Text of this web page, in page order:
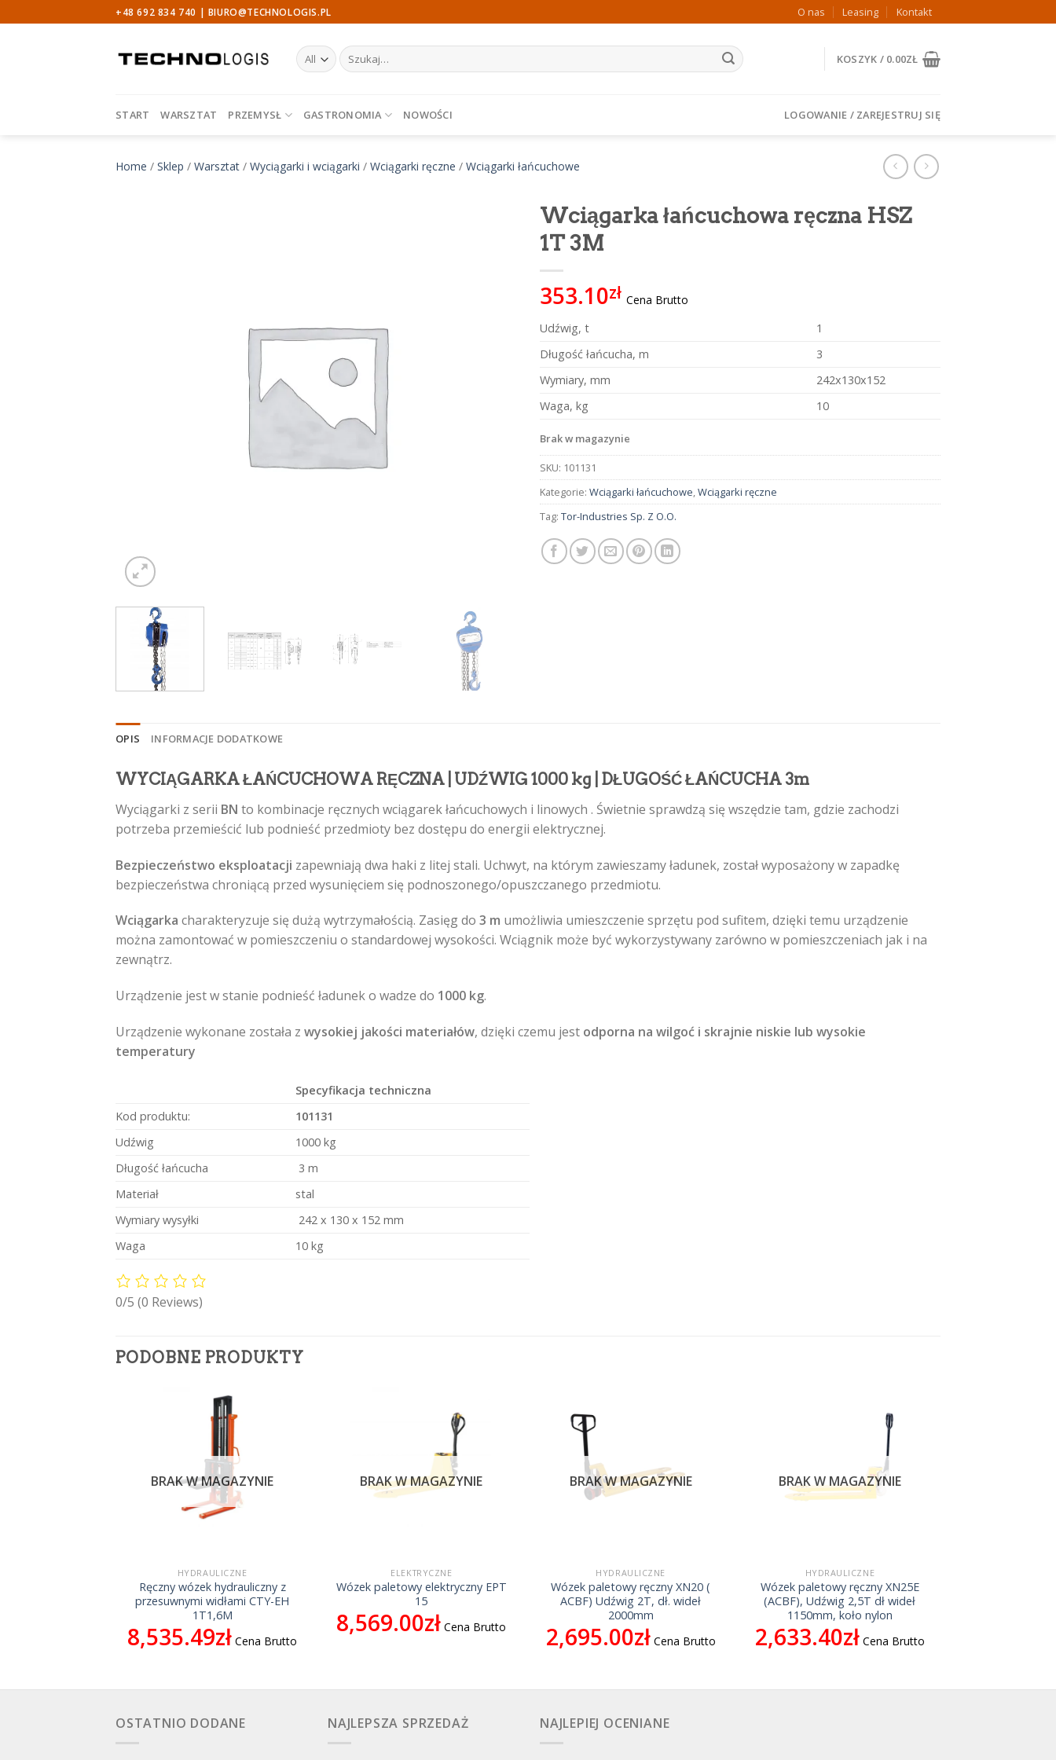
to
+48 692 834 740 | BIURO@TECHNOLOGIS.PL O nas Leasing Kontakt
Szukaj: KOSZYK / 0.00ZŁ
START WARSZTAT PRZEMYSŁ GASTRONOMIA NOWOŚCI LOGOWANIE / ZAREJESTRUJ SIĘ
Home / Sklep / Warsztat / Wyciągarki i wciągarki / Wciągarki ręczne / Wciągarki łańcuchowe
Wciągarka łańcuchowa ręczna HSZ
1T 3M
353.10zł Cena Brutto
Udźwig, t
1
Długość łańcucha, m
3
Wymiary, mm
242x130x152
Waga, kg
10
Brak w magazynie
SKU: 101131
Kategorie: Wciągarki łańcuchowe,Wciągarki ręczne
Tag: Tor-Industries Sp. Z O.O.
OPIS INFORMACJE DODATKOWE
WYCIĄGARKA ŁAŃCUCHOWA RĘCZNA | UDŹWIG 1000 kg | DŁUGOŚĆ ŁAŃCUCHA 3m
Wyciągarki z serii BN to kombinacje ręcznych wciągarek łańcuchowych i linowych . Świetnie sprawdzą się wszędzie tam, gdzie zachodzi
potrzeba przemieścić lub podnieść przedmioty bez dostępu do energii elektrycznej.
Bezpieczeństwo eksploatacji zapewniają dwa haki z litej stali. Uchwyt, na którym zawieszamy ładunek, został wyposażony w zapadkę
bezpieczeństwa chroniącą przed wysunięciem się podnoszonego/opuszczanego przedmiotu.
Wciągarka charakteryzuje się dużą wytrzymałością. Zasięg do 3 m umożliwia umieszczenie sprzętu pod sufitem, dzięki temu urządzenie
można zamontować w pomieszczeniu o standardowej wysokości. Wciągnik może być wykorzystywany zarówno w pomieszczeniach jak i na
zewnątrz.
Urządzenie jest w stanie podnieść ładunek o wadze do 1000 kg.
Urządzenie wykonane została z wysokiej jakości materiałów, dzięki czemu jest odporna na wilgoć i skrajnie niskie lub wysokie
temperatury
Specyfikacja techniczna
Kod produktu:
101131
Udźwig
1000 kg
Długość łańcucha
3 m
Materiał
stal
Wymiary wysyłki
242 x 130 x 152 mm
Waga
10 kg
0/5 (0 Reviews)
PODOBNE PRODUKTY
BRAK W MAGAZYNIE
HYDRAULICZNE
Ręczny wózek hydrauliczny z
przesuwnymi widłami CTY-EH
1T1,6M
8,535.49zł Cena Brutto
BRAK W MAGAZYNIE
ELEKTRYCZNE
Wózek paletowy elektryczny EPT
15
8,569.00zł Cena Brutto
BRAK W MAGAZYNIE
HYDRAULICZNE
Wózek paletowy ręczny XN20 (
ACBF) Udźwig 2T, dł. wideł
2000mm
2,695.00zł Cena Brutto
BRAK W MAGAZYNIE
HYDRAULICZNE
Wózek paletowy ręczny XN25E
(ACBF), Udźwig 2,5T dł wideł
1150mm, koło nylon
2,633.40zł Cena Brutto
OSTATNIO DODANE NAJLEPSZA SPRZEDAŻ NAJLEPIEJ OCENIANE